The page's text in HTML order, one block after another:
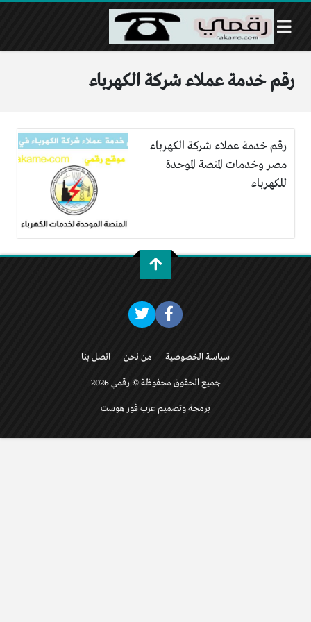
رقم خدمة عملاء شركة الكهرباء
رقم خدمة عملاء شركة الكهرباء
مصر وخدمات المنصة الموحدة
للكهرباء
سياسة الخصوصية من نحن اتصل بنا
جميع الحقوق محفوظة © رقمي 2026
برمجة وتصميم عرب فور هوست